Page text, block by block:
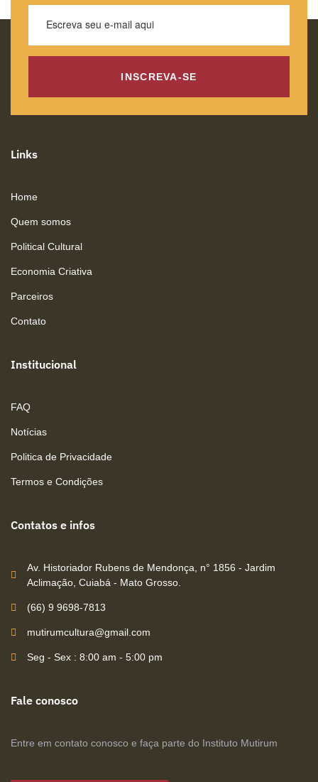
INSCREVA-SE
Links
Home
Quem somos
Political Cultural
Economia Criativa
Parceiros
Contato
Institucional
FAQ
Notícias
Politica de Privacidade
Termos e Condições
Contatos e infos
Av. Historiador Rubens de Mendonça, n° 1856 - Jardim
Aclimação, Cuiabá - Mato Grosso.
(66) 9 9698-7813
mutirumcultura@gmail.com
Seg - Sex : 8:00 am - 5:00 pm
Fale conosco
Entre em contato conosco e faça parte do Instituto Mutirum